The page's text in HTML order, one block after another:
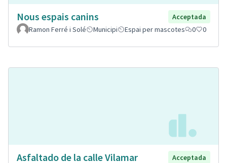
Nous espais canins
Acceptada
Ramon Ferré i Solé
Municipi Espai per mascotes 0 0
Asfaltado de la calle Vilamar
Acceptada